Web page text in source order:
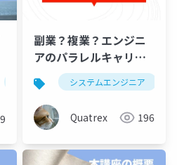
オンライン講座 カリキュラム制作
副業？複業？エンジニ
アのパラレルキャリア
を考える（アンケート
結果）
システムエンジニア
Quatrex 196